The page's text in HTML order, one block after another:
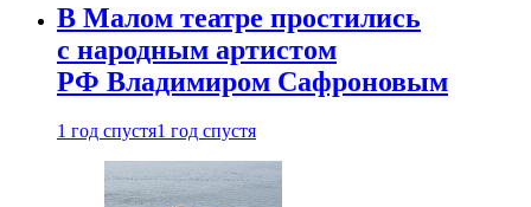
В Малом театре простились
с народным артистом
РФ Владимиром Сафроновым
1 год спустя1 год спустя